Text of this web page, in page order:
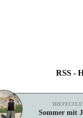
RSS -
Sommer mit